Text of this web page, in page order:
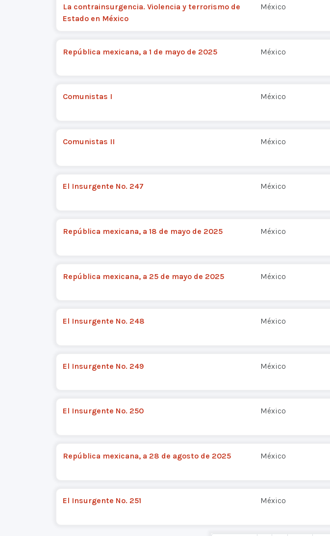
La contrainsurgencia. Violencia y terrorismo de
Estado en México
México
República mexicana, a 1 de mayo de 2025 México
Comunistas I México
Comunistas II México
El Insurgente No. 247 México
República mexicana, a 18 de mayo de 2025 México
República mexicana, a 25 de mayo de 2025 México
El Insurgente No. 248 México
El Insurgente No. 249 México
El Insurgente No. 250 México
República mexicana, a 28 de agosto de 2025 México
El Insurgente No. 251 México